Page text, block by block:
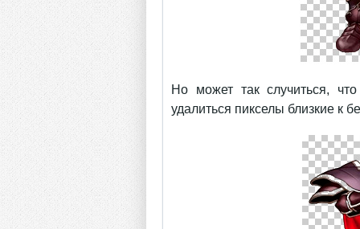
Но может так случиться,
удалиться пикселы близкие к